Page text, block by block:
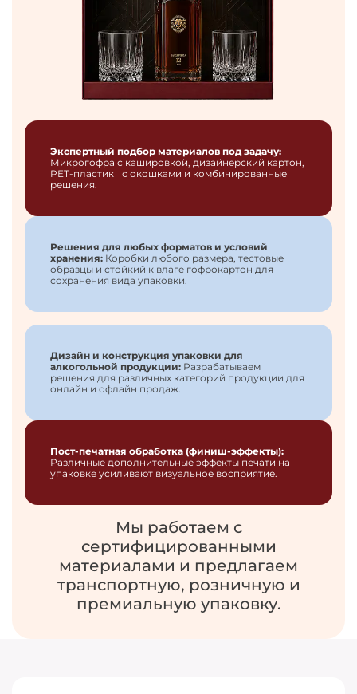
Экспертный подбор материалов под задачу:
Микрогофра с кашировкой, дизайнерский картон,
PET-пластик с окошками и комбинированные
решения.
Решения для любых форматов и условий
хранения: Коробки любого размера, тестовые
образцы и стойкий к влаге гофрокартон для
сохранения вида упаковки.
Дизайн и конструкция упаковки для
алкогольной продукции: Разрабатываем
решения для различных категорий продукции для
онлайн и офлайн продаж.
Пост-печатная обработка (финиш-эффекты):
Различные дополнительные эффекты печати на
упаковке усиливают визуальное восприятие.
Мы работаем с
сертифицированными
материалами и предлагаем
транспортную, розничную и
премиальную упаковку.